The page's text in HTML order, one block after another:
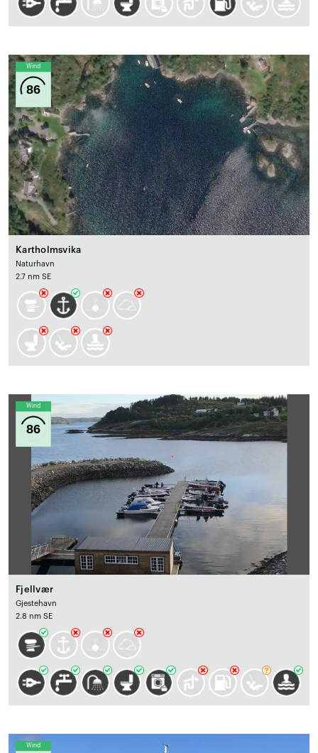
Wind
86
Kartholmsvika
Naturhavn
2.7 nm SE
Wind
86
Fjellvær
Gjestehavn
2.8 nm SE
Wind